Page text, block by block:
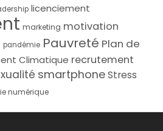
licenciement
marketing motivation
pandémie Pauvreté Plan de
Climatique recrutement
smartphoneStress
numérique